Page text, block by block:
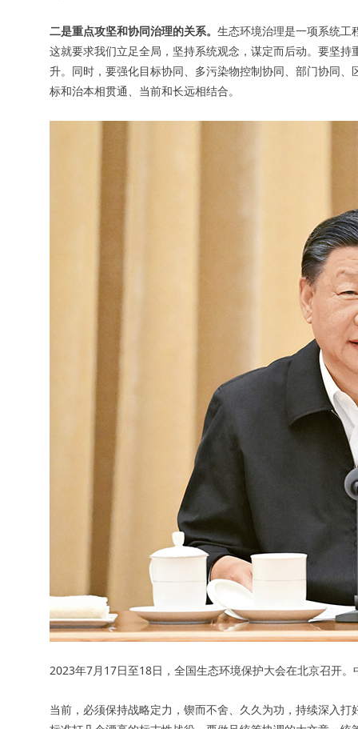
二是重点攻坚和协同治理的关系。 生态环境治理是一项系统工
这就要求我们立足全局，坚持系统观念，谋定而后动。要坚
升。同时，要强化目标协同、多污染物控制协同、部门协同
标和治本相贯通、当前和长远相结合。
2023年7月17日至18日，全国生态环境保护大会在北京召开
当前，必须保持战略定力，锲而不舍、久久为功，持续深入